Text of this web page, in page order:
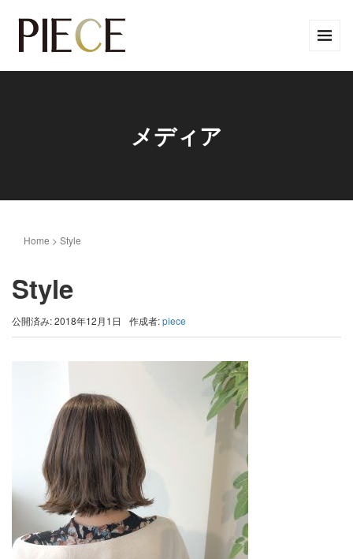
メディア
Home > Style
Style
公開済み: 2018年12月1日 作成者:piece